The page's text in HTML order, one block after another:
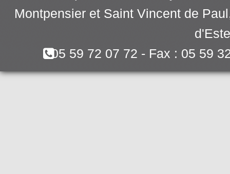
Montpensier et Saint Vincent de
05 59 72 07 72 - Fax : 05 59